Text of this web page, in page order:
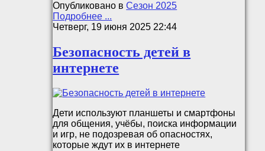
Опубликовано в Сезон 2025
Подробнее ...
Четверг, 19 июня 2025 22:44
Безопасность детей в
интернете
Дети используют планшеты и смартфоны
для общения, учёбы, поиска информации
и игр, не подозревая об опасностях,
которые ждут их в интернете